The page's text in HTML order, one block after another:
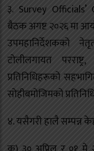
३. Survey
बैठक अगष्ट २०२६ मा
उपमहानिर्देशकको
टोलीलगायत
प्रतिनिधिहरूको
सोहीबमोजिमको
४. यसैगरी हालै सम्पन्न